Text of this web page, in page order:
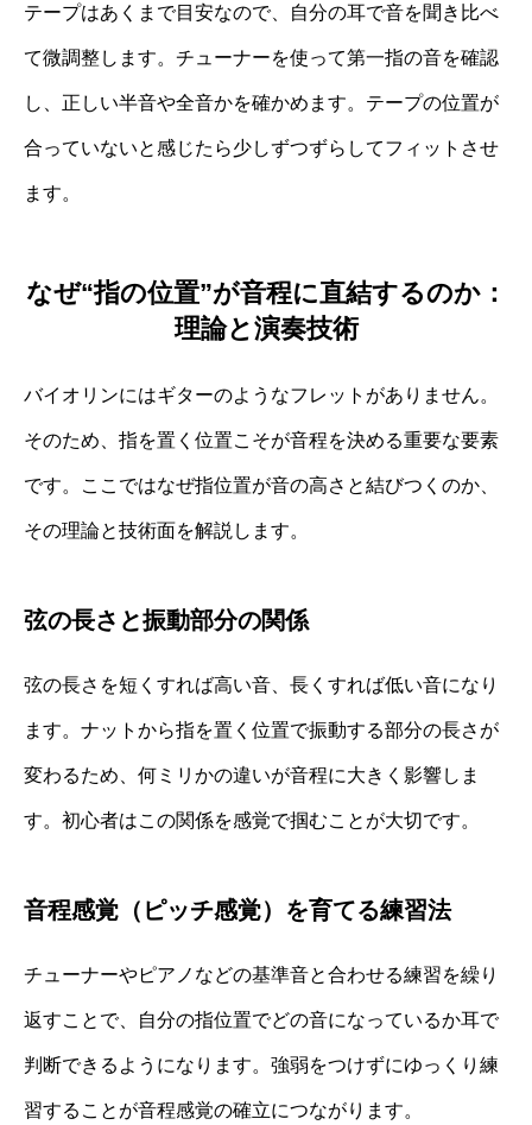
テープはあくまで目安なので、自分の耳で音を聞き比べ
て微調整します。チューナーを使って第一指の音を確認
し、正しい半音や全音かを確かめます。テープの位置が
合っていないと感じたら少しずつずらしてフィットさせ
ます。
なぜ“指の位置”が音程に直結するのか：
理論と演奏技術
バイオリンにはギターのようなフレットがありません。
そのため、指を置く位置こそが音程を決める重要な要素
です。ここではなぜ指位置が音の高さと結びつくのか、
その理論と技術面を解説します。
弦の長さと振動部分の関係
弦の長さを短くすれば高い音、長くすれば低い音になり
ます。ナットから指を置く位置で振動する部分の長さが
変わるため、何ミリかの違いが音程に大きく影響しま
す。初心者はこの関係を感覚で掴むことが大切です。
音程感覚（ピッチ感覚）を育てる練習法
チューナーやピアノなどの基準音と合わせる練習を繰り
返すことで、自分の指位置でどの音になっているか耳で
判断できるようになります。強弱をつけずにゆっくり練
習することが音程感覚の確立につながります。